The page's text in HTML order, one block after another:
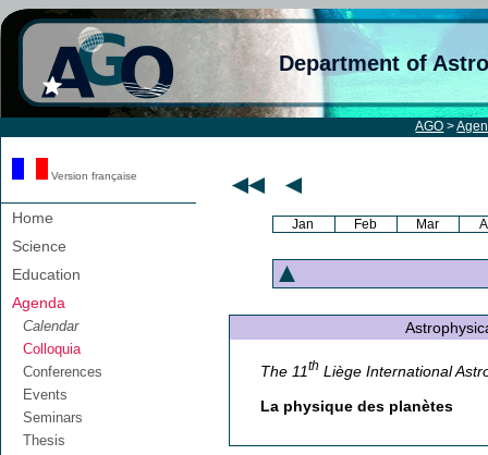
Department of
AGO >
Version française
Home
Science
Education
Agenda
Calendar
Colloquia
Conferences
Events
Seminars
Thesis
Jan Feb Mar
The 11th Liège International
La physique des planètes